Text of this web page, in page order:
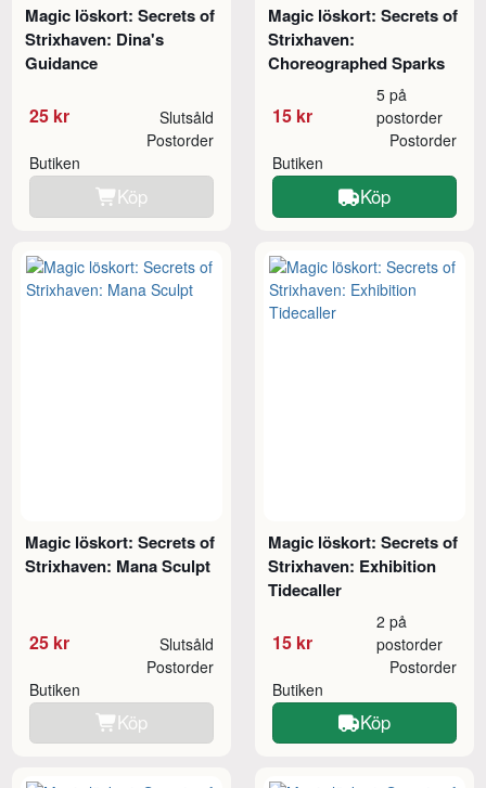
Magic löskort: Secrets of
Strixhaven: Dina's
Guidance
25 kr Slutsåld
Butiken
Postorder
Köp
Magic löskort: Secrets of
Strixhaven:
Choreographed Sparks
15 kr
5 på
postorder
Butiken
Postorder
Köp
Magic löskort: Secrets of
Strixhaven: Mana Sculpt
25 kr Slutsåld
Butiken
Postorder
Köp
Magic löskort: Secrets of
Strixhaven: Exhibition
Tidecaller
15 kr
2 på
postorder
Butiken
Postorder
Köp